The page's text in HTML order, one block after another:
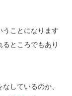
うことになります
ところでもあり
しているのか、